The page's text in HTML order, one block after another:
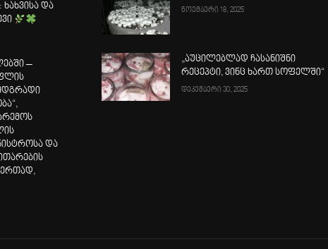
ხახვისა და
–
და
ერთად,
ნოემბერი 18, 2025
„აუცილებლად ჩასანიშნი
რეცეპტი, ვინც ხართ სოფელში“
დეკემბერი 30, 2025